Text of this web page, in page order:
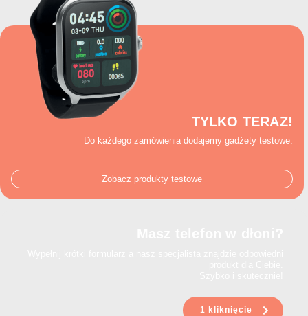
TYLKO TERAZ!
Do każdego zamówienia dodajemy gadżety testowe.
Zobacz produkty testowe
1 kliknięcie